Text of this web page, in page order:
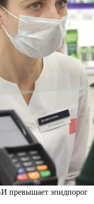
превышает эпидпорог